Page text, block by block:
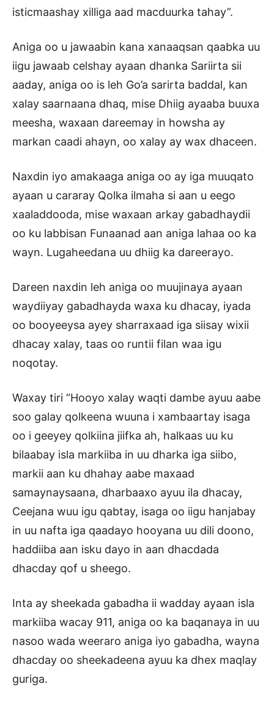
isticmaashay xilliga aad macduurka tahay”.
Aniga oo u jawaabin kana xanaaqsan qaabka uu
iigu jawaab celshay ayaan dhanka Sariirta sii
aaday, aniga oo is leh Go’a sarirta baddal, kan
xalay saarnaana dhaq, mise Dhiig ayaaba buuxa
meesha, waxaan dareemay in howsha ay
markan caadi ahayn, oo xalay ay wax dhaceen.
Naxdin iyo amakaaga aniga oo ay iga muuqato
ayaan u cararay Qolka ilmaha si aan u eego
xaaladdooda, mise waxaan arkay gabadhaydii
oo ku labbisan Funaanad aan aniga lahaa oo ka
wayn. Lugaheedana uu dhiig ka dareerayo.
Dareen naxdin leh aniga oo muujinaya ayaan
waydiiyay gabadhayda waxa ku dhacay, iyada
oo booyeeysa ayey sharraxaad iga siisay wixii
dhacay xalay, taas oo runtii filan waa igu
noqotay.
Waxay tiri “Hooyo xalay waqti dambe ayuu aabe
soo galay qolkeena wuuna i xambaartay isaga
oo i geeyey qolkiina jiifka ah, halkaas uu ku
bilaabay isla markiiba in uu dharka iga siibo,
markii aan ku dhahay aabe maxaad
samaynaysaana, dharbaaxo ayuu ila dhacay,
Ceejana wuu igu qabtay, isaga oo iigu hanjabay
in uu nafta iga qaadayo hooyana uu dili doono,
haddiiba aan isku dayo in aan dhacdada
dhacday qof u sheego.
Inta ay sheekada gabadha ii wadday ayaan isla
markiiba wacay 911, aniga oo ka baqanaya in uu
nasoo wada weeraro aniga iyo gabadha, wayna
dhacday oo sheekadeena ayuu ka dhex maqlay
guriga.